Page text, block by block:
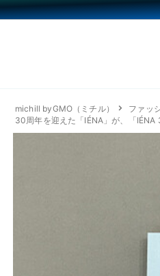
michill byGMO（ミチル）
ファッ
30周年を迎えた「IÉNA」が、「IÉNA